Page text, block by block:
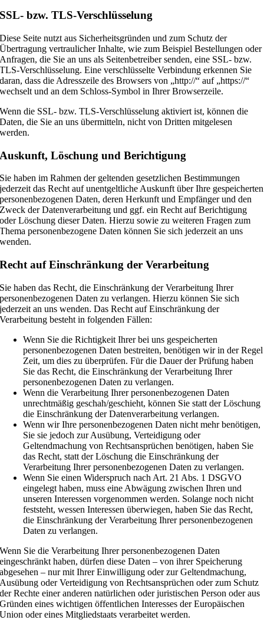
SSL- bzw. TLS-Verschlüsselung
Diese Seite nutzt aus Sicherheitsgründen und zum Schutz der
Übertragung vertraulicher Inhalte, wie zum Beispiel Bestellungen oder
Anfragen, die Sie an uns als Seitenbetreiber senden, eine SSL- bzw.
TLS-Verschlüsselung. Eine verschlüsselte Verbindung erkennen Sie
daran, dass die Adresszeile des Browsers von „http://“ auf „https://“
wechselt und an dem Schloss-Symbol in Ihrer Browserzeile.
Wenn die SSL- bzw. TLS-Verschlüsselung aktiviert ist, können die
Daten, die Sie an uns übermitteln, nicht von Dritten mitgelesen
werden.
Auskunft, Löschung und Berichtigung
Sie haben im Rahmen der geltenden gesetzlichen Bestimmungen
jederzeit das Recht auf unentgeltliche Auskunft über Ihre gespeicherten
personenbezogenen Daten, deren Herkunft und Empfänger und den
Zweck der Datenverarbeitung und ggf. ein Recht auf Berichtigung
oder Löschung dieser Daten. Hierzu sowie zu weiteren Fragen zum
Thema personenbezogene Daten können Sie sich jederzeit an uns
wenden.
Recht auf Einschränkung der Verarbeitung
Sie haben das Recht, die Einschränkung der Verarbeitung Ihrer
personenbezogenen Daten zu verlangen. Hierzu können Sie sich
jederzeit an uns wenden. Das Recht auf Einschränkung der
Verarbeitung besteht in folgenden Fällen:
Wenn Sie die Richtigkeit Ihrer bei uns gespeicherten
personenbezogenen Daten bestreiten, benötigen wir in der Regel
Zeit, um dies zu überprüfen. Für die Dauer der Prüfung haben
Sie das Recht, die Einschränkung der Verarbeitung Ihrer
personenbezogenen Daten zu verlangen.
Wenn die Verarbeitung Ihrer personenbezogenen Daten
unrechtmäßig geschah/geschieht, können Sie statt der Löschung
die Einschränkung der Datenverarbeitung verlangen.
Wenn wir Ihre personenbezogenen Daten nicht mehr benötigen,
Sie sie jedoch zur Ausübung, Verteidigung oder
Geltendmachung von Rechtsansprüchen benötigen, haben Sie
das Recht, statt der Löschung die Einschränkung der
Verarbeitung Ihrer personenbezogenen Daten zu verlangen.
Wenn Sie einen Widerspruch nach Art. 21 Abs. 1 DSGVO
eingelegt haben, muss eine Abwägung zwischen Ihren und
unseren Interessen vorgenommen werden. Solange noch nicht
feststeht, wessen Interessen überwiegen, haben Sie das Recht,
die Einschränkung der Verarbeitung Ihrer personenbezogenen
Daten zu verlangen.
Wenn Sie die Verarbeitung Ihrer personenbezogenen Daten
eingeschränkt haben, dürfen diese Daten – von ihrer Speicherung
abgesehen – nur mit Ihrer Einwilligung oder zur Geltendmachung,
Ausübung oder Verteidigung von Rechtsansprüchen oder zum Schutz
der Rechte einer anderen natürlichen oder juristischen Person oder aus
Gründen eines wichtigen öffentlichen Interesses der Europäischen
Union oder eines Mitgliedstaats verarbeitet werden.